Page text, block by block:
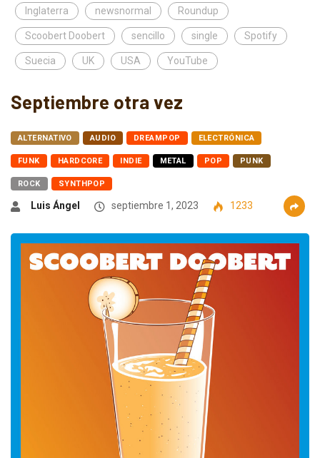
Inglaterra newsnormal Roundup
Scoobert Doobert sencillo single Spotify
Suecia UK USA YouTube
Septiembre otra vez
ALTERNATIVO AUDIO DREAMPOP ELECTRÓNICA
FUNK HARDCORE INDIE METAL POP PUNK
ROCK SYNTHPOP
Luis Ángel septiembre 1, 2023 1233